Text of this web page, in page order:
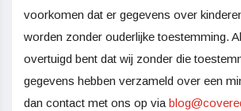
voorkomen dat er gegevens over
worden zonder ouderlijke toestemming.
overtuigd bent dat wij zonder die
gegevens hebben verzameld over een
dan contact met ons op via